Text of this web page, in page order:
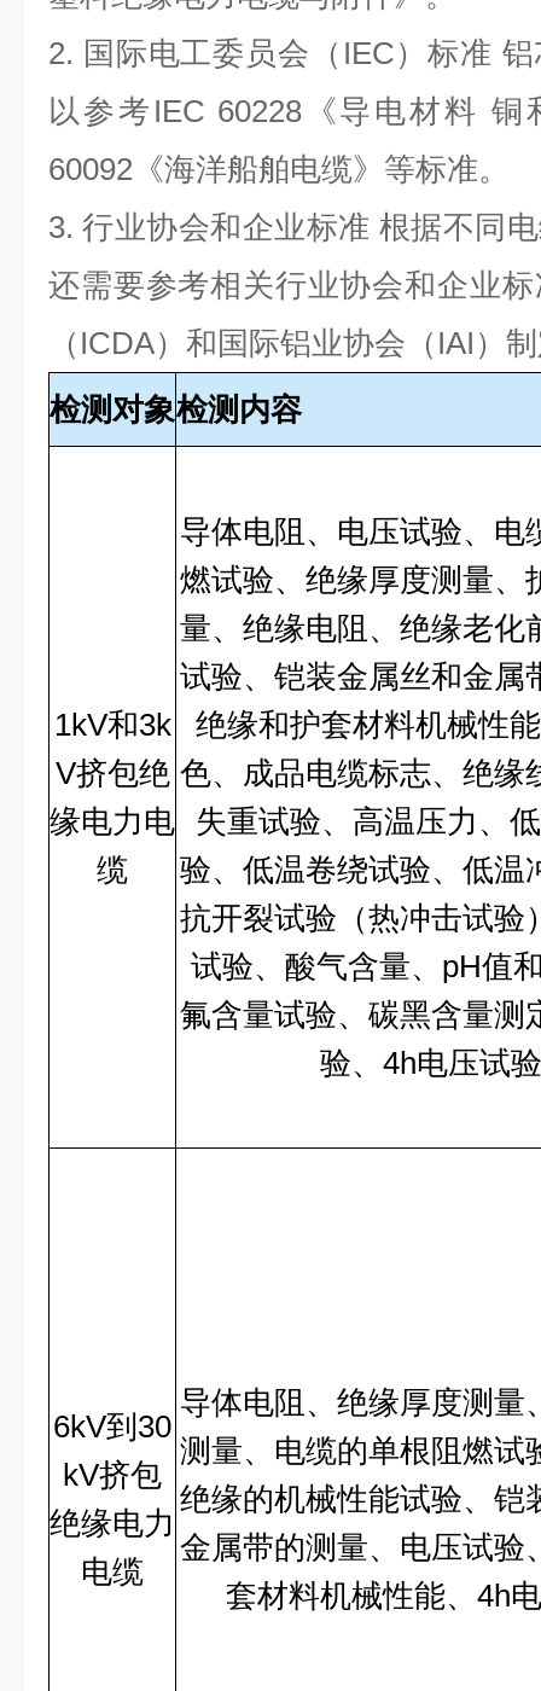
2. 国际电工委员会（ IEC）标准
以参考 IEC 60228《导电材料 铜
60092 《海洋船舶电缆》等标准。
3.行业协会和企业标准 根据不同
还需要参考相关行业协会和企业
（ ICDA）和国际铝业协会（ IAI ）
检测对象检测内容
1kV和3k
V挤包绝
缘电力电
缆
导体电阻、电压试验、电
燃试验、绝缘厚度测量、
量、绝缘电阻、绝缘老化
试验、铠装金属丝和金属
绝缘和护套材料机械性
色、成品电缆标志、绝缘
失重试验、高温压力、
验、低温卷绕试验、低温
抗开裂试验（热冲击试验
试验、酸气含量、pH值
氟含量试验、碳黑含量测
验、4h电压试验
6kV到30
kV挤包
绝缘电力
电缆
导体电阻、绝缘厚度测量
测量、电缆的单根阻燃试
绝缘的机械性能试验、铠
金属带的测量、电压试验
套材料机械性能、4h